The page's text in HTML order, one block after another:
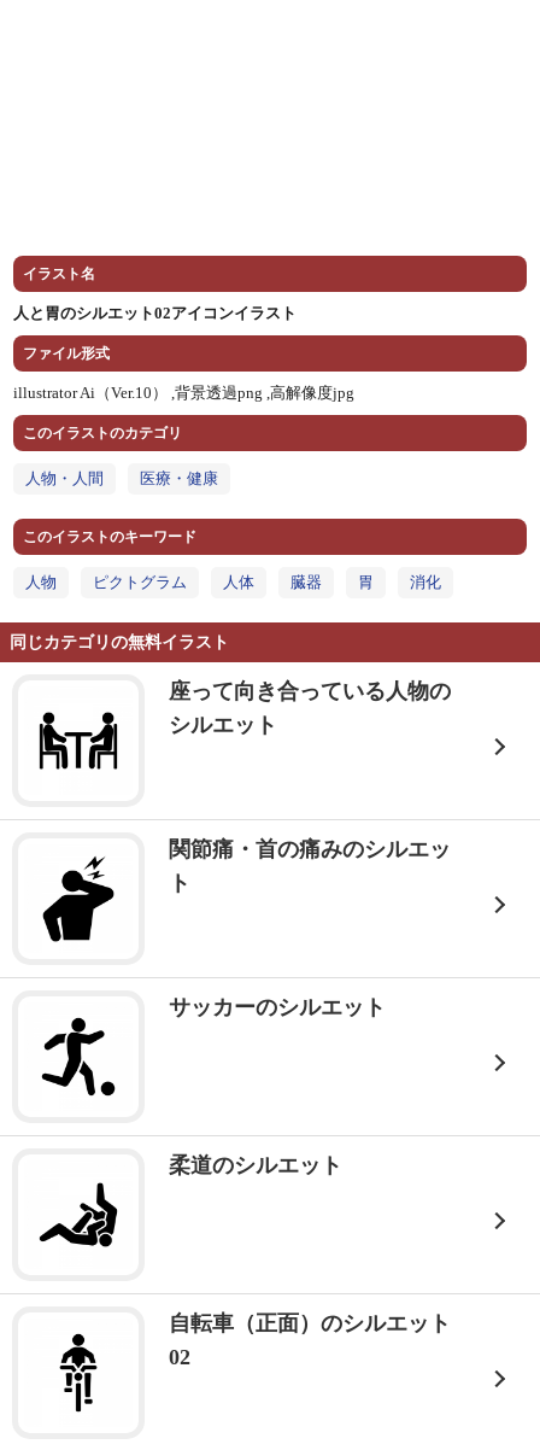
イラスト名
人と胃のシルエット02アイコンイラスト
ファイル形式
illustrator Ai（Ver.10） ,背景透過png ,高解像度jpg
このイラストのカテゴリ
人物・人間 医療・健康
このイラストのキーワード
人物 ピクトグラム 人体 臓器 胃 消化
同じカテゴリの無料イラスト
座って向き合っている人物の
シルエット
関節痛・首の痛みのシルエッ
ト
サッカーのシルエット
柔道のシルエット
自転車（正面）のシルエット
02